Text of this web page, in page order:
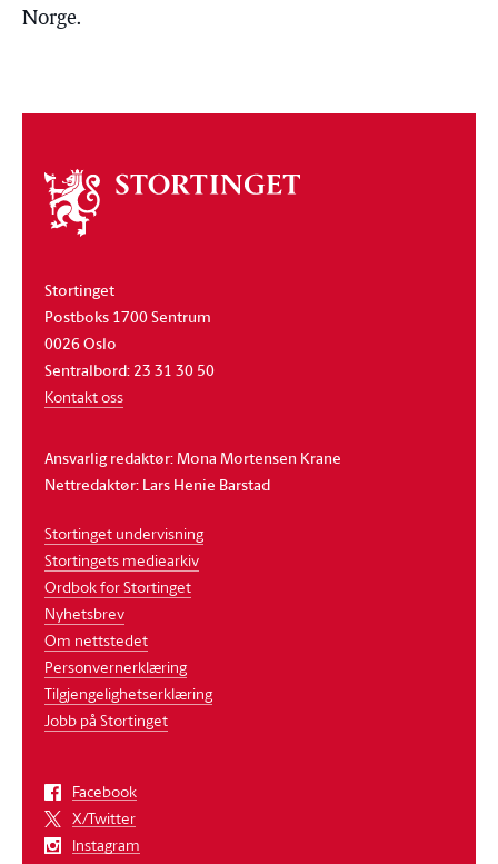
Norge.
Om
stortinget
Stortinget
Postboks 1700 Sentrum
0026 Oslo
Sentralbord: 23 31 30 50
Kontakt oss
Ansvarlig redaktør: Mona Mortensen Krane
Nettredaktør: Lars Henie Barstad
Stortinget undervisning
Stortingets mediearkiv
Ordbok for Stortinget
Nyhetsbrev
Om nettstedet
Personvernerklæring
Tilgjengelighetserklæring
Jobb på Stortinget
Facebook
X/Twitter
Instagram